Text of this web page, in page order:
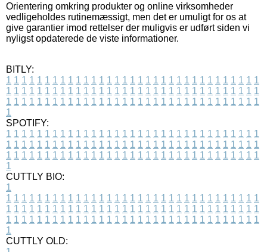
Orientering omkring produkter og online virksomheder
vedligeholdes rutinemæssigt, men det er umuligt for os at
give garantier imod rettelser der muligvis er udført siden vi
nyligst opdaterede de viste informationer.
BITLY:
1 1 1 1 1 1 1 1 1 1 1 1 1 1 1 1 1 1 1 1 1 1 1 1 1 1 1 1 1 1 1 1 1
1 1 1 1 1 1 1 1 1 1 1 1 1 1 1 1 1 1 1 1 1 1 1 1 1 1 1 1 1 1 1 1 1
1 1 1 1 1 1 1 1 1 1 1 1 1 1 1 1 1 1 1 1 1 1 1 1 1 1 1 1 1 1 1 1 1
1
SPOTIFY:
1 1 1 1 1 1 1 1 1 1 1 1 1 1 1 1 1 1 1 1 1 1 1 1 1 1 1 1 1 1 1 1 1
1 1 1 1 1 1 1 1 1 1 1 1 1 1 1 1 1 1 1 1 1 1 1 1 1 1 1 1 1 1 1 1 1
1 1 1 1 1 1 1 1 1 1 1 1 1 1 1 1 1 1 1 1 1 1 1 1 1 1 1 1 1 1 1 1 1
1
CUTTLY BIO:
1
1 1 1 1 1 1 1 1 1 1 1 1 1 1 1 1 1 1 1 1 1 1 1 1 1 1 1 1 1 1 1 1 1
1 1 1 1 1 1 1 1 1 1 1 1 1 1 1 1 1 1 1 1 1 1 1 1 1 1 1 1 1 1 1 1 1
1 1 1 1 1 1 1 1 1 1 1 1 1 1 1 1 1 1 1 1 1 1 1 1 1 1 1 1 1 1 1 1 1
1
CUTTLY OLD: